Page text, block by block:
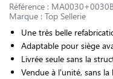
Référence :
Marque : Top Sellerie
Une très belle
Adaptable pour siège
Livrée seule sans la
Vendue à l'unité, sans